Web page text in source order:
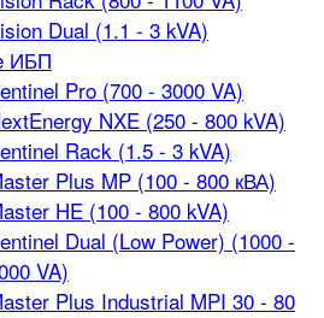
Dual (1.1 - 3 kVA)
ИБП
Pro (700 - 3000 VA)
NXE (250 - 800 kVA)
Rack (1.5 - 3 kVA)
Plus MP (100 - 800 кВА)
HE (100 - 800 kVA)
Dual (Low Power) (1000 -
VA)
Plus Industrial MPI 30 - 80